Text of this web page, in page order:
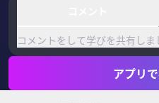
コメントをして学びを共有しま
アプリ